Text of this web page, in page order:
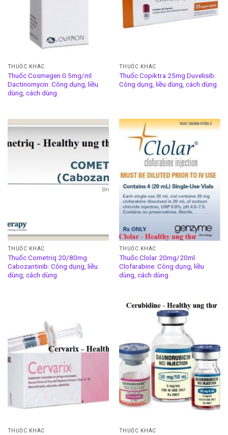
THUỐC KHÁC
Thuốc Cosmegen 0.5mg/ml
Dactinomycin: Công dụng, liều
dùng, cách dùng
THUỐC KHÁC
Thuốc Copiktra 25mg Duvelisib:
Công dụng, liều dùng, cách dùng
THUỐC KHÁC
Thuốc Cometriq 20/80mg
Cabozantinib: Công dụng, liều
dùng, cách dùng
THUỐC KHÁC
Thuốc Clolar 20mg/20ml
Clofarabine: Công dụng, liều
dùng, cách dùng
THUỐC KHÁC THUỐC KHÁC